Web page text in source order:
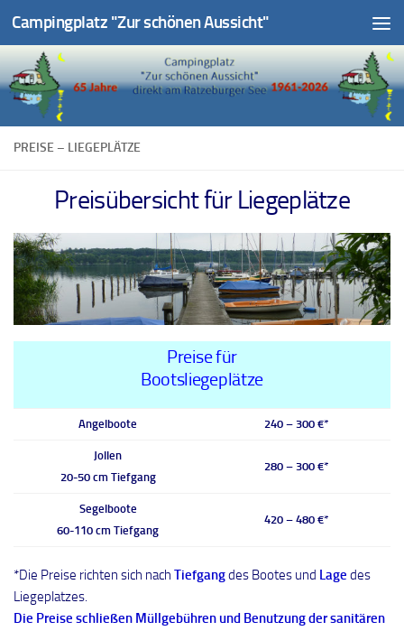
Unter dem Inhalt
Campingplatz "Zur schönen Aussicht"
PREISE – LIEGEPLÄTZE
Preisübersicht für Liegeplätze
Preise für
Bootsliegeplätze
Angelboote 240 – 300 €*
Jollen
20-50 cm Tiefgang
280 – 300 €*
Segelboote
60-110 cm Tiefgang
420 – 480 €*
*Die Preise richten sich nach Tiefgangdes Bootes und Lage des
Liegeplatzes.
Die Preise schließen Müllgebühren und Benutzung der sanitären